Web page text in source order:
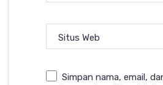
Situs Web
Simpan nama, email,